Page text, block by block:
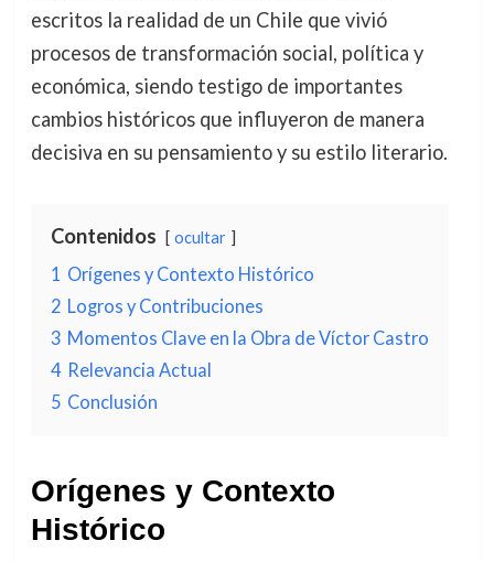
escritos la realidad de un Chile que vivió
procesos de transformación social, política y
económica, siendo testigo de importantes
cambios históricos que influyeron de manera
decisiva en su pensamiento y su estilo literario.
Contenidos ocultar
1 Orígenes y Contexto Histórico
2 Logros y Contribuciones
3 Momentos Clave en la Obra de Víctor Castro
4 Relevancia Actual
5 Conclusión
Orígenes y Contexto
Histórico